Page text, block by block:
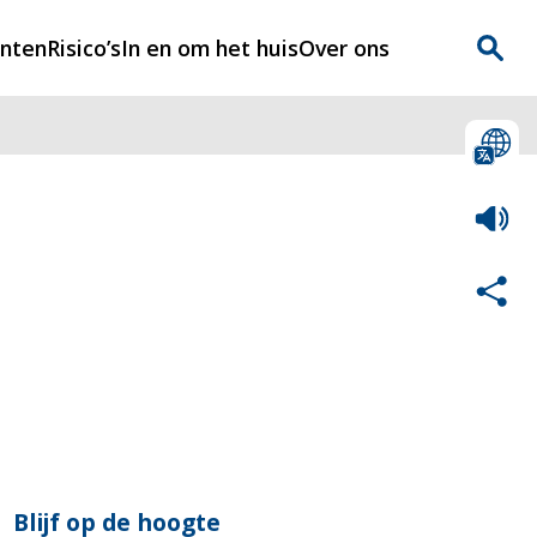
Risico’sIn en om het huisOver ons
Blijf op de hoogte